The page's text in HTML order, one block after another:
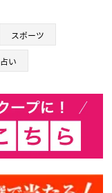
スポーツ
占い